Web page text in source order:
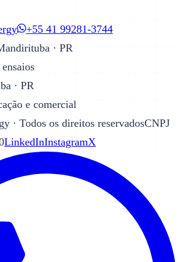
+55 41 99281-3744
· PR
· PR
e comercial
· Todos os direitos reservadosCNPJ
LinkedInInstagramX